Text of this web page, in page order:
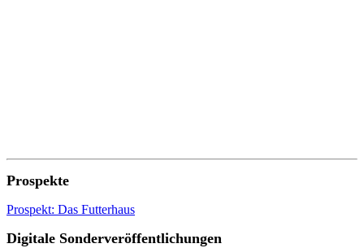
Prospekte
Prospekt: Das Futterhaus
Digitale Sonderveröffentlichungen